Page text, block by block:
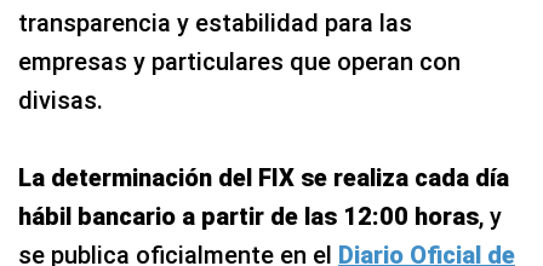
transparencia y estabilidad para las
empresas y particulares que operan con
divisas.
La determinación del FIX se realiza cada día
hábil bancario a partir de las 12:00 horas, y
se publica oficialmente en el Diario Oficial de